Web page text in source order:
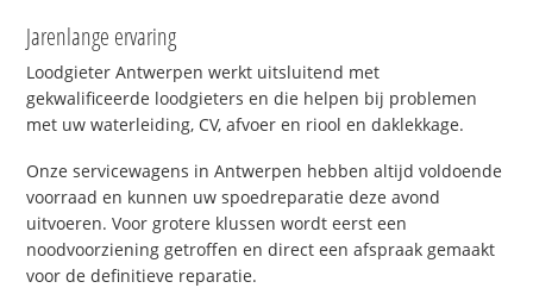
Jarenlange ervaring
Loodgieter Antwerpen werkt uitsluitend met
gekwalificeerde loodgieters en die helpen bij problemen
met uw waterleiding, CV, afvoer en riool en daklekkage.
Onze servicewagens in Antwerpen hebben altijd voldoende
voorraad en kunnen uw spoedreparatie deze avond
uitvoeren. Voor grotere klussen wordt eerst een
noodvoorziening getroffen en direct een afspraak gemaakt
voor de definitieve reparatie.